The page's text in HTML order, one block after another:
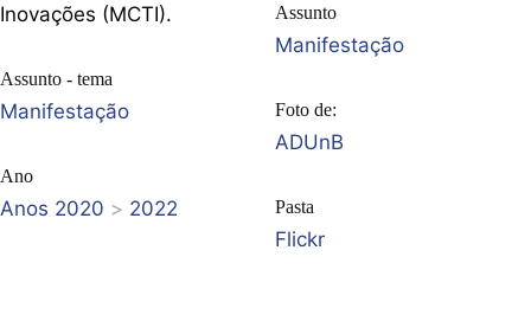
Inovações (MCTI).
Assunto - tema
Manifestação
Ano
Anos 2020 > 2022
Assunto
Manifestação
Foto de:
ADUnB
Pasta
Flickr